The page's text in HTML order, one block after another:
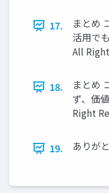
17.
まとめ
活用で
All
18.
まとめ
ず、価
Right
19. ありが